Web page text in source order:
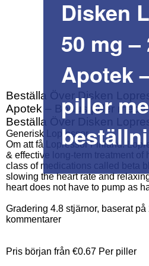
Disken
50 mg –
Apotek
piller
Beställa Över Disken
Apotek – Bonus piller med
Beställa Över Disken
Generisk Lopressor
Om att få Lopressor Finland.
& effective long-term treatment of
class of medications called beta
slowing the heart rate and
heart does not have to pump as
Gradering 4.8 stjärnor, baserat på
kommentarer
Pris början från €0.67 Per piller